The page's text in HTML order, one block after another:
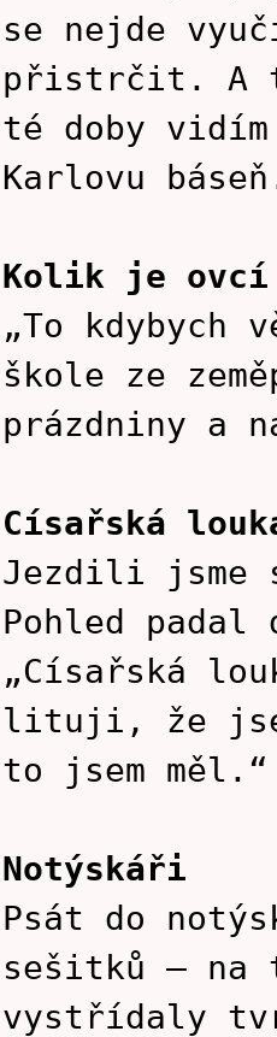
se nejde
přistrčit. A
té doby vidím
Karlovu
Kolik je ovcí
„To kdybych
škole ze
prázdniny a
Císařská
Jezdili jsme
Pohled padal
„Císařská
lituji, že
to jsem měl.“
Notýskáři
Psát do
sešitků – na
vystřídaly